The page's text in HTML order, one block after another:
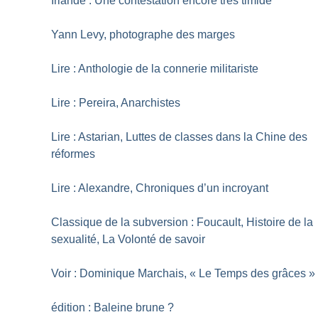
Yann Levy, photographe des marges
Lire : Anthologie de la connerie militariste
Lire : Pereira, Anarchistes
Lire : Astarian, Luttes de classes dans la Chine des
réformes
Lire : Alexandre, Chroniques d’un incroyant
Classique de la subversion : Foucault, Histoire de la
sexualité, La Volonté de savoir
Voir : Dominique Marchais, « Le Temps des grâces »
édition : Baleine brune ?